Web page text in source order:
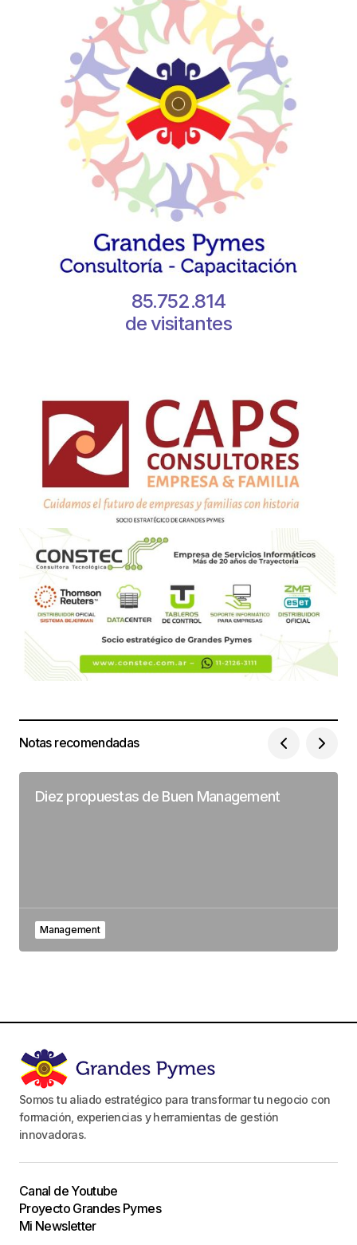
85.752.814
de visitantes
Notas recomendadas
Diez propuestas de Buen Management
Management
Somos tu aliado estratégico para transformar tu negocio con
formación, experiencias y herramientas de gestión
innovadoras.
Canal de Youtube
Proyecto Grandes Pymes
Mi Newsletter